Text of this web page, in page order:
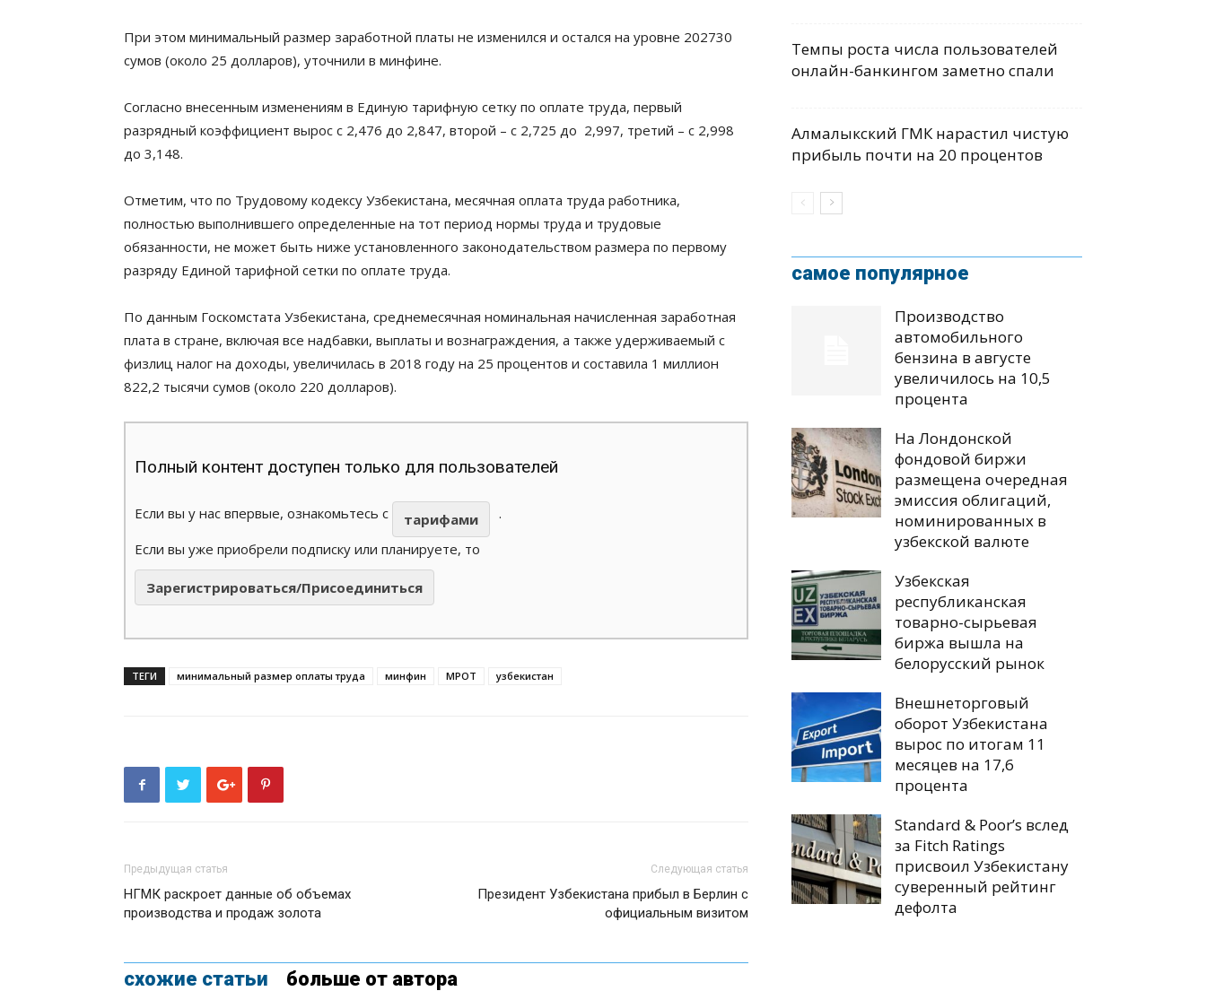
При этом минимальный размер заработной платы не изменился и остался на уровне 202730
сумов (около 25 долларов), уточнили в минфине.
Согласно внесенным изменениям в Единую тарифную сетку по оплате труда, первый
разрядный коэффициент вырос с 2,476 до 2,847, второй – с 2,725 до 2,997, третий – с 2,998
до 3,148.
Отметим, что по Трудовому кодексу Узбекистана, месячная оплата труда работника,
полностью выполнившего определенные на тот период нормы труда и трудовые
обязанности, не может быть ниже установленного законодательством размера по первому
разряду Единой тарифной сетки по оплате труда.
По данным Госкомстата Узбекистана, среднемесячная номинальная начисленная заработная
плата в стране, включая все надбавки, выплаты и вознаграждения, а также удерживаемый с
физлиц налог на доходы, увеличилась в 2018 году на 25 процентов и составила 1 миллион
822,2 тысячи сумов (около 220 долларов).
Полный контент доступен только для пользователей
Если вы у нас впервые, ознакомьтесь с тарифами
.
Если вы уже приобрели подписку или планируете, то
Зарегистрироваться/Присоединиться
ТЕГИ минимальный размер оплаты труда минфин МРОТ узбекистан
Предыдущая статья
НГМК раскроет данные об объемах
производства и продаж золота
Следующая статья
Президент Узбекистана прибыл в Берлин с
официальным визитом
схожие статьи больше от автора
Темпы роста числа пользователей
онлайн-банкингом заметно спали
Алмалыкский ГМК нарастил чистую
прибыль почти на 20 процентов
самое популярное
Производство
автомобильного
бензина в августе
увеличилось на 10,5
процента
На Лондонской
фондовой биржи
размещена очередная
эмиссия облигаций,
номинированных в
узбекской валюте
Узбекская
республиканская
товарно-сырьевая
биржа вышла на
белорусский рынок
Внешнеторговый
оборот Узбекистана
вырос по итогам 11
месяцев на 17,6
процента
Standard & Poor’s вслед
за Fitch Ratings
присвоил Узбекистану
суверенный рейтинг
дефолта